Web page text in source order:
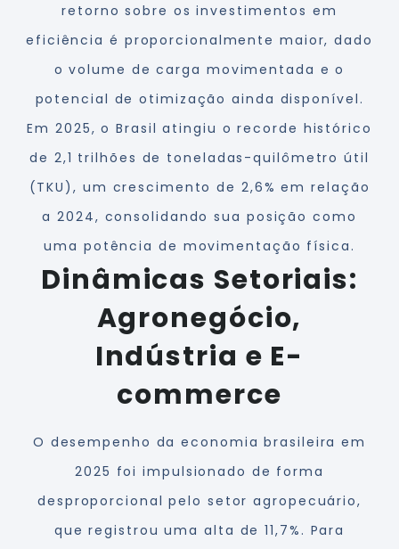
retorno sobre os investimentos em
eficiência é proporcionalmente maior, dado
o volume de carga movimentada e o
potencial de otimização ainda disponível.
Em 2025, o Brasil atingiu o recorde histórico
de 2,1 trilhões de toneladas-quilômetro útil
(TKU), um crescimento de 2,6% em relação
a 2024, consolidando sua posição como
uma potência de movimentação física.
Dinâmicas Setoriais:
Agronegócio,
Indústria e E-
commerce
O desempenho da economia brasileira em
2025 foi impulsionado de forma
desproporcional pelo setor agropecuário,
que registrou uma alta de 11,7%. Para